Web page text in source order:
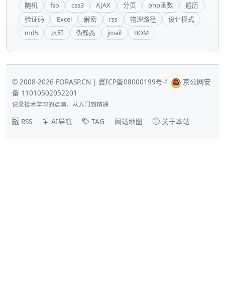
随机
fso css3 AJAX 分页 php函数
遍历
验证码
Excel 解密 rss 物理路径
设计模式
md5
水印 伪静态 jmail BOM
© 2008-2026 FORASP.CN | 冀ICP备08000199号-1
京公网安
备 11010502052201
记录技术学习的点滴，从入门到精通
RSS AI导航 TAG 网站地图 关于本站